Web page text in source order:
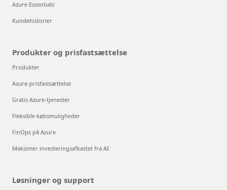
Azure Essentials
Kundehistorier
Produkter og prisfastsættelse
Produkter
Azure-prisfastsættelse
Gratis Azure-tjenester
Fleksible købsmuligheder
FinOps på Azure
Maksimer investeringsafkastet fra AI
Løsninger og support